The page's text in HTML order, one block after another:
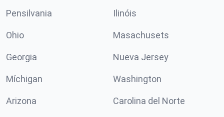
Pensilvania Ilinóis
Ohio Masachusets
Georgia Nueva Jersey
Míchigan Washington
Arizona Carolina del Norte